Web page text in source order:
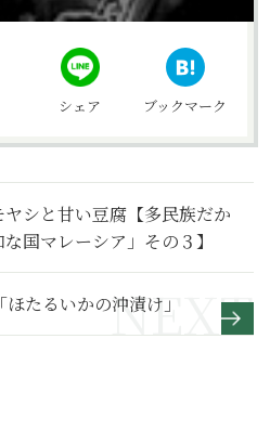
シェア ブックマーク
シと甘い豆腐【多民族だか
国マレーシア」その３】
たるいかの沖漬け」